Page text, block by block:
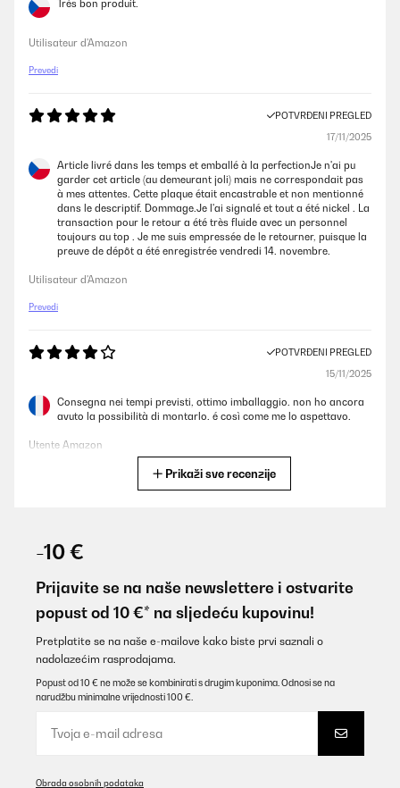
Très bon produit.
Utilisateur d'Amazon
Prevedi
POTVRĐENI PREGLED
17/11/2025
Article livré dans les temps et emballé à la perfectionJe n'ai pu
garder cet article (au demeurant joli) mais ne correspondait pas
à mes attentes. Cette plaque était encastrable et non mentionné
dans le descriptif. Dommage.Je l'ai signalé et tout a été nickel . La
transaction pour le retour a été très fluide avec un personnel
toujours au top . Je me suis empressée de le retourner, puisque la
preuve de dépôt a été enregistrée vendredi 14. novembre.
Utilisateur d'Amazon
Prevedi
POTVRĐENI PREGLED
15/11/2025
Consegna nei tempi previsti, ottimo imballaggio. non ho ancora
avuto la possibilità di montarlo. é così come me lo aspettavo.
Utente Amazon
braucht ist dabei. Nur ein wenig Werkzeug noch, dann klappts,
mit ein bischen Erfahrung.Der Herd überzeugt durch einfache
Bedienung und Reinigung, sowie durch eine klasse Optik.
Amazon-Benutzer
POTVRĐENI PREGLED
18/09/2025
Prikaži sve recenzije
-10 €
Prijavite se na naše newslettere i ostvarite
popust od 10 €* na sljedeću kupovinu!
Pretplatite se na naše e-mailove kako biste prvi saznali o
nadolazećim rasprodajama.
Popust od 10 € ne može se kombinirati s drugim kuponima. Odnosi se na
narudžbu minimalne vrijednosti 100 €.
Obrada osobnih podataka